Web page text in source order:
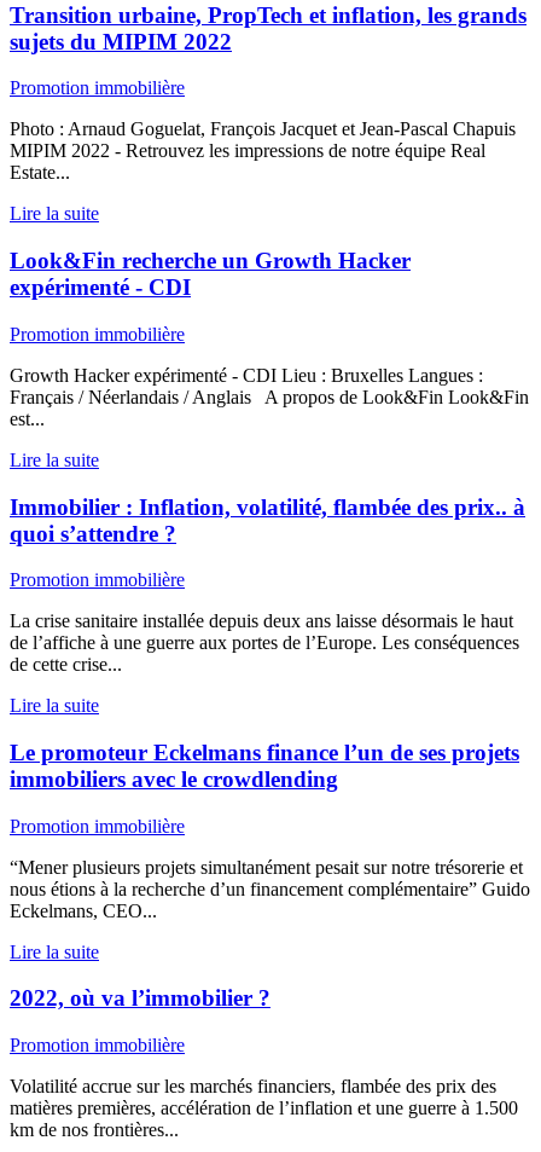
Transition urbaine, PropTech et inflation, les grands
sujets du MIPIM 2022
Promotion immobilière
Photo : Arnaud Goguelat, François Jacquet et Jean-Pascal Chapuis
MIPIM 2022 - Retrouvez les impressions de notre équipe Real
Estate...
Lire la suite
Look&Fin recherche un Growth Hacker
expérimenté - CDI
Promotion immobilière
Growth Hacker expérimenté - CDI Lieu : Bruxelles Langues :
Français / Néerlandais / Anglais A propos de Look&Fin Look&Fin
est...
Lire la suite
Immobilier : Inflation, volatilité, flambée des prix.. à
quoi s’attendre ?
Promotion immobilière
La crise sanitaire installée depuis deux ans laisse désormais le haut
de l’affiche à une guerre aux portes de l’Europe. Les conséquences
de cette crise...
Lire la suite
Le promoteur Eckelmans finance l’un de ses projets
immobiliers avec le crowdlending
Promotion immobilière
“Mener plusieurs projets simultanément pesait sur notre trésorerie et
nous étions à la recherche d’un financement complémentaire” Guido
Eckelmans, CEO...
Lire la suite
2022, où va l’immobilier ?
Promotion immobilière
Volatilité accrue sur les marchés financiers, flambée des prix des
matières premières, accélération de l’inflation et une guerre à 1.500
km de nos frontières...